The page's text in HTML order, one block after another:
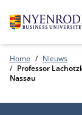
Home
Nieuws
Professor
Nassau